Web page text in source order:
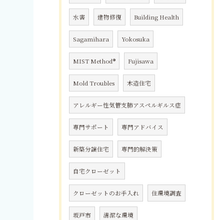
水害 建物修復 Building Health
Sagamihara Yokosuka
MIST Method® Fujisawa
Mold Troubles 木造住宅
アレルギー性気管支肺アスペルギルス症
専門サポート 専門アドバイス
新築分譲住宅 専門的解決策
自宅クローゼット
クローゼットのお手入れ 住環境調査
坂戸市 清潔な環境